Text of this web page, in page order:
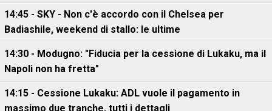
14:45 - SKY - Non c'è accordo con il Chelsea per
Badiashile, weekend di stallo: le ultime
14:30 - Modugno: "Fiducia per la cessione di Lukaku, ma il
Napoli non ha fretta"
14:15 - Cessione Lukaku: ADL vuole il pagamento in
massimo due tranche, tutti i dettagli